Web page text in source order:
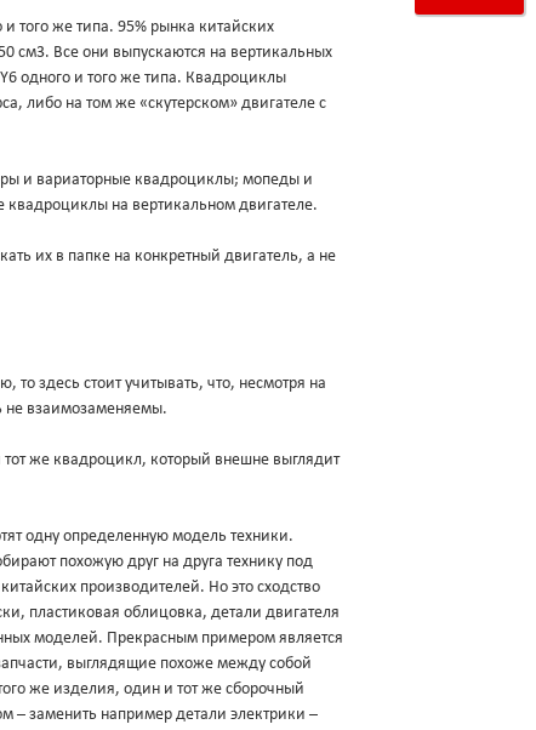
того же типа. 95% рынка китайских
см3. Все они выпускаются на вертикальных
одного и того же типа. Квадроциклы
либо на том же «скутерском» двигателе с
и вариаторные квадроциклы; мопеды и
на вертикальном двигателе.
их в папке на конкретный двигатель, а не
то здесь стоит учитывать, что, несмотря на
не взаимозаменяемы.
же квадроцикл, который внешне выглядит
одну определенную модель техники.
похожую друг на друга технику под
производителей. Но это сходство
пластиковая облицовка, детали двигателя
моделей. Прекрасным примером является
выглядящие похоже между собой
же изделия, один и тот же сборочный
– заменить например детали электрики –